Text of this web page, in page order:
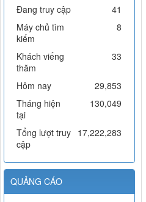
Đang truy cập
41
Máy chủ tìm
kiếm
8
Khách viếng
thăm
33
Hôm nay
29,853
Tháng hiện
tại
130,049
Tổng lượt truy
cập
17,222,283
QUẢNG CÁO